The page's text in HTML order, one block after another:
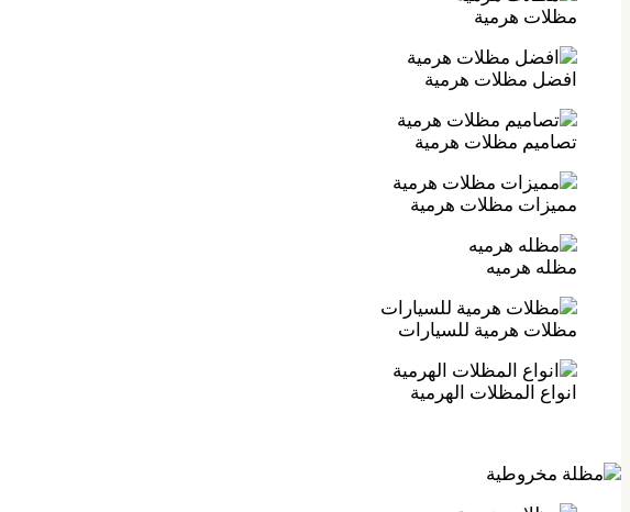
مظلات هرمية
افضل مظلات هرمية
تصاميم مظلات هرمية
مميزات مظلات هرمية
مظله هرميه
مظلات هرمية للسيارات
انواع المظلات الهرمية